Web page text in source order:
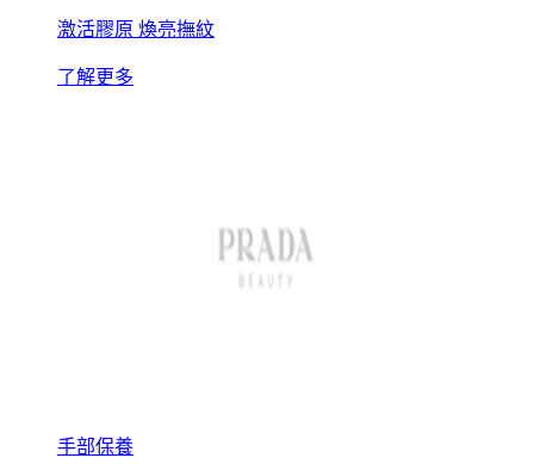
激活膠原 煥亮撫紋
了解更多
手部保養